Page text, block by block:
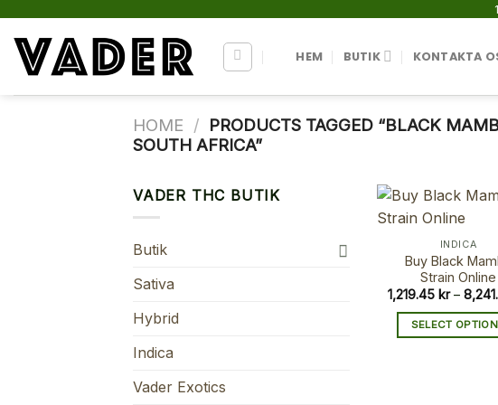
content
HEM BUTIK KONTAKTA
HOME / PRODUCTS TAGGED “BLACK
SOUTH AFRICA”
VADER THC BUTIK
Butik
Sativa
Hybrid
Indica
Vader Exotics
INDICA
Buy Black
Strain Online
1,219.45 kr –
SELECT